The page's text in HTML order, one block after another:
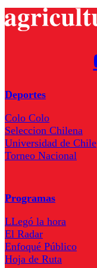
Deportes
Colo Colo
Seleccion Chilena
Universidad de Chile
Torneo Nacional
Programas
LLegó la hora
El Radar
Enfoqué Público
Hoja de Ruta